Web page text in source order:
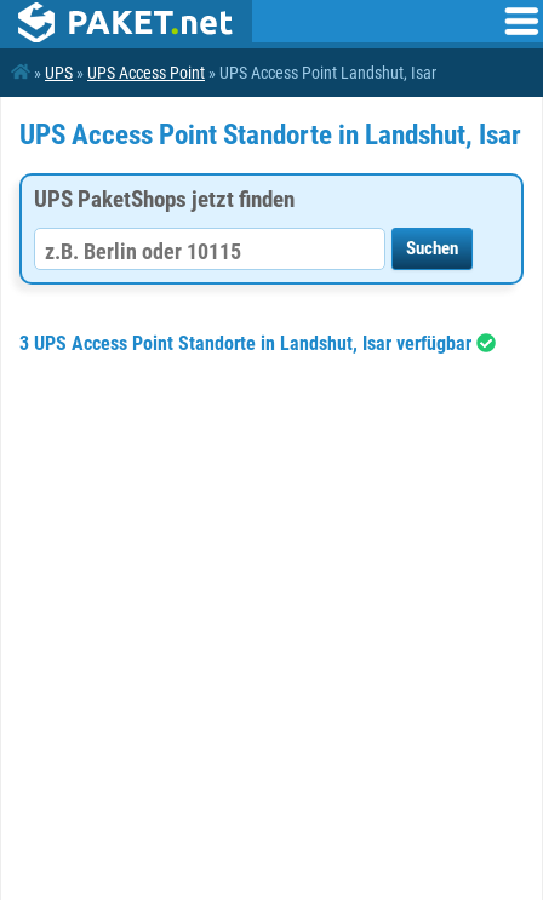
»UPS »UPS Access Point » UPS Access Point Landshut, Isar
UPS Access Point Standorte in Landshut, Isar
UPS PaketShops jetzt finden
3 UPS Access Point Standorte in Landshut, Isar verfügbar